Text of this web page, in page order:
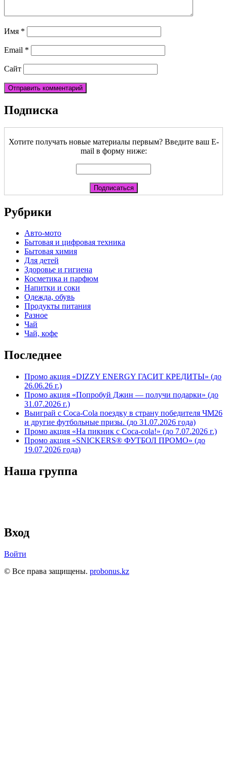
Имя *
Email *
Сайт
Подписка
Хотите получать новые материалы первым? Введите ваш E-
mail в форму ниже:
Рубрики
Авто-мото
Бытовая и цифровая техника
Бытовая химия
Для детей
Здоровье и гигиена
Косметика и парфюм
Напитки и соки
Одежда, обувь
Продукты питания
Разное
Чай
Чай, кофе
Последнее
Промо акция «DIZZY ENERGY ГАСИТ КРЕДИТЫ» (до
26.06.26 г.)
Промо акция «Попробуй Джин — получи подарки» (до
31.07.2026 г.)
Выиграй с Coca-Cola поездку в страну победителя ЧМ26
и другие футбольные призы. (до 31.07.2026 года)
Промо акция «На пикник с Coca-cola!» (до 7.07.2026 г.)
Промо акция «SNICKERS® ФУТБОЛ ПРОМО» (до
19.07.2026 года)
Наша группа
Вход
Войти
© Все права защищены. probonus.kz